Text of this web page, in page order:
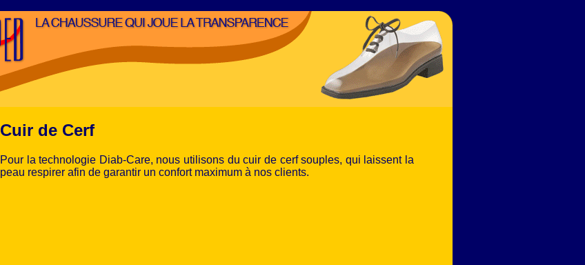
Cuir de Cerf
Pour la technologie Diab-Care, nous utilisons du cuir de cerf souples, qui laissent la
peau respirer afin de garantir un confort maximum à nos clients.